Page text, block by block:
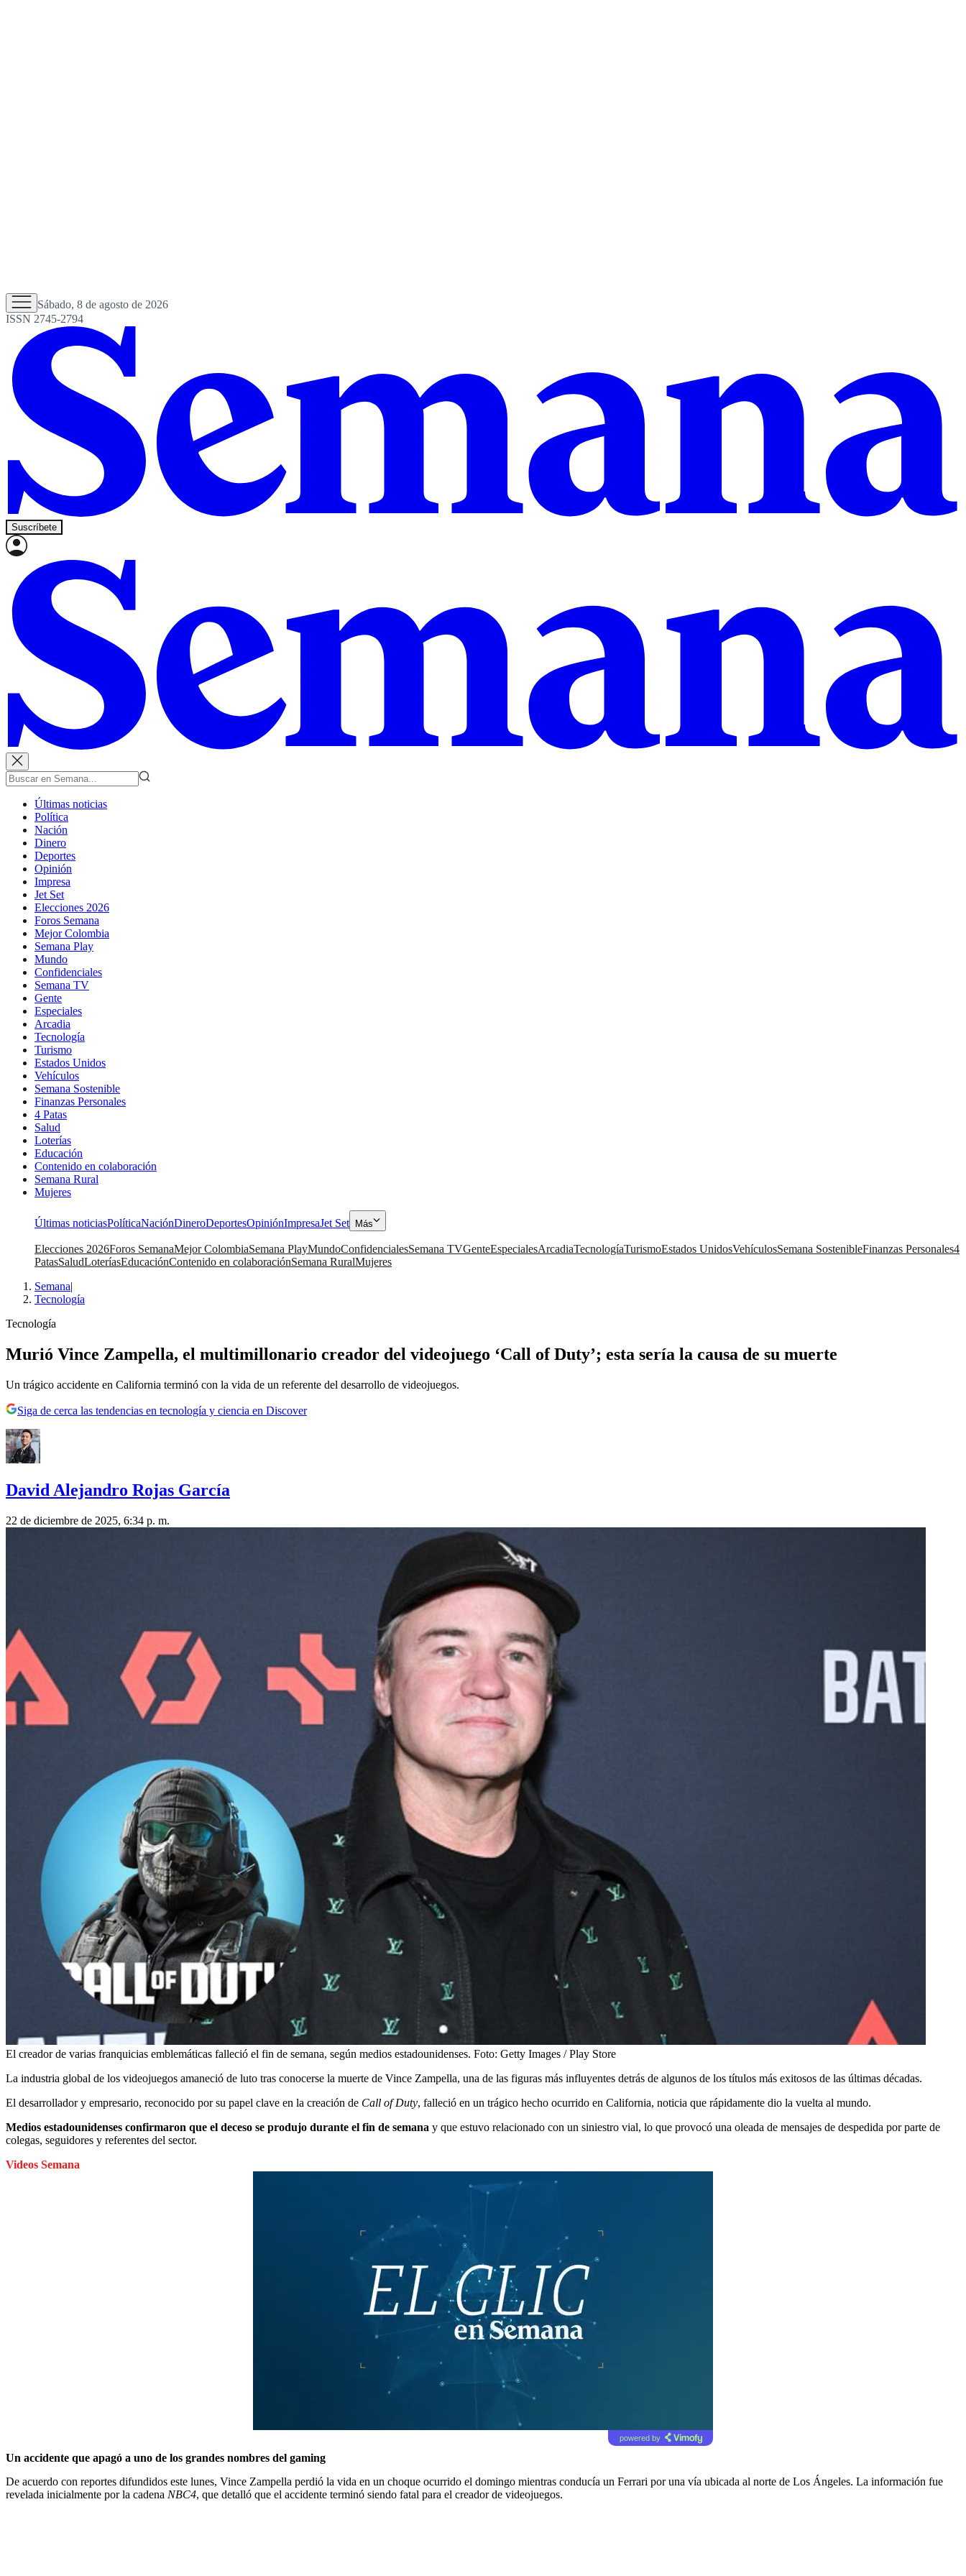
Sábado, 8 de agosto de 2026
ISSN 2745-2794
Suscríbete
Últimas noticias
Política
Nación
Dinero
Deportes
Opinión
Impresa
Jet Set
Elecciones 2026
Foros Semana
Mejor Colombia
Semana Play
Mundo
Confidenciales
Semana TV
Gente
Especiales
Arcadia
Tecnología
Turismo
Estados Unidos
Vehículos
Semana Sostenible
Finanzas Personales
4 Patas
Salud
Loterías
Educación
Contenido en colaboración
Semana Rural
Mujeres
Últimas noticiasPolíticaNaciónDineroDeportesOpiniónImpresaJet Set Más
Elecciones 2026Foros SemanaMejor ColombiaSemana PlayMundoConfidencialesSemana TVGenteEspecialesArcadiaTecnologíaTurismoEstados UnidosVehículosSemana SostenibleFinanzas Personales4
PatasSaludLoteríasEducaciónContenido en colaboraciónSemana RuralMujeres
Semana|
Tecnología
Tecnología
Murió Vince Zampella, el multimillonario creador del videojuego ‘Call of Duty’; esta sería la causa de su muerte
Un trágico accidente en California terminó con la vida de un referente del desarrollo de videojuegos.
Siga de cerca las tendencias en tecnología y ciencia en Discover
David Alejandro Rojas García
22 de diciembre de 2025, 6:34 p. m.
El creador de varias franquicias emblemáticas falleció el fin de semana, según medios estadounidenses. Foto: Getty Images / Play Store
La industria global de los videojuegos amaneció de luto tras conocerse la muerte de Vince Zampella, una de las figuras más influyentes detrás de algunos de los títulos más exitosos de las últimas décadas.
El desarrollador y empresario, reconocido por su papel clave en la creación de Call of Duty, falleció en un trágico hecho ocurrido en California, noticia que rápidamente dio la vuelta al mundo.
Medios estadounidenses confirmaron que el deceso se produjo durante el fin de semana y que estuvo relacionado con un siniestro vial, lo que provocó una oleada de mensajes de despedida por parte de
colegas, seguidores y referentes del sector.
Videos Semana
powered by
Un accidente que apagó a uno de los grandes nombres del gaming
De acuerdo con reportes difundidos este lunes, Vince Zampella perdió la vida en un choque ocurrido el domingo mientras conducía un Ferrari por una vía ubicada al norte de Los Ángeles. La información fue
revelada inicialmente por la cadena NBC4, que detalló que el accidente terminó siendo fatal para el creador de videojuegos.